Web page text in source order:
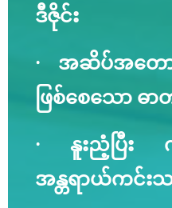
ဒီဇိုင်း
· အဆိပ်အတော
ဖြစ်စေသော ဓာတု
· နူးညံ့ပြီး
အန္တရာယ်ကင်း